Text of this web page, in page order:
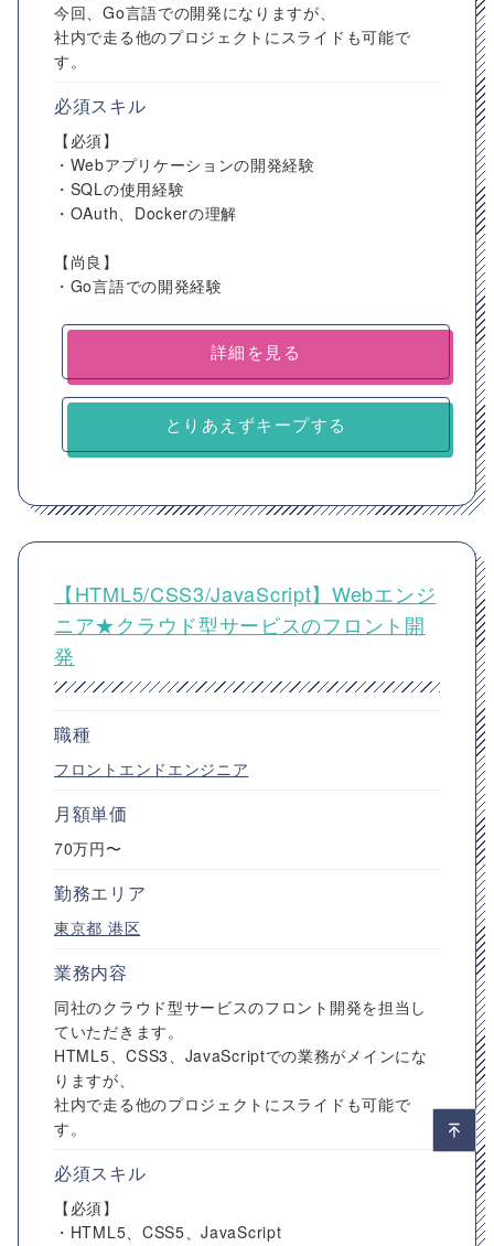
今回、Go言語での開発になりますが、
社内で走る他のプロジェクトにスライドも可能で
す。
必須スキル
【必須】
・Webアプリケーションの開発経験
・SQLの使用経験
・OAuth、Dockerの理解
【尚良】
・Go言語での開発経験
詳細を見る
とりあえずキープする
【HTML5/CSS3/JavaScript】Webエンジ
ニア★クラウド型サービスのフロント開
発
職種
フロントエンドエンジニア
月額単価
70万円〜
勤務エリア
東京都 港区
業務内容
同社のクラウド型サービスのフロント開発を担当し
ていただきます。
HTML5、CSS3、JavaScriptでの業務がメインにな
りますが、
社内で走る他のプロジェクトにスライドも可能で
す。
必須スキル
【必須】
・HTML5、CSS5、JavaScript